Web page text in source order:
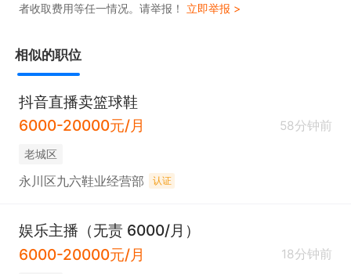
者收取费用等任一情况。请举报！ 立即举报 >
相似的职位
抖音直播卖篮球鞋
6000-20000元/月
58分钟前
老城区
永川区九六鞋业经营部 认证
娱乐主播（无责 6000/月）
6000-20000元/月
18分钟前